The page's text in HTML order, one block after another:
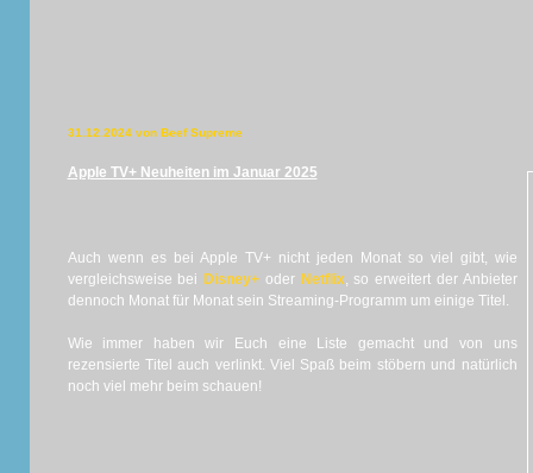
31.12.2024 von Beef Supreme
Apple TV+ Neuheiten im Januar 2025
Auch wenn es bei Apple TV+ nicht jeden Monat so viel gibt, wie
vergleichsweise bei Disney+ oder Netflix, so erweitert der Anbieter
dennoch Monat für Monat sein Streaming-Programm um einige Titel.
Wie immer haben wir Euch eine Liste gemacht und von uns
rezensierte Titel auch verlinkt. Viel Spaß beim stöbern und natürlich
noch viel mehr beim schauen!